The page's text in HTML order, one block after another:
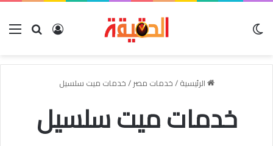
بحث عنتسجيل
الرئيسية/خدمات مصر/خدمات ميت سلسيل
خدمات ميت سلسيل